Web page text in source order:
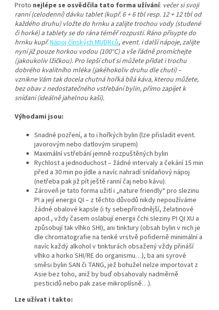
Proto nejlépe se osvědčila tato forma užívání: večer si svoji
ranní (celodenní) dávku tablet (kupř. 6 + 6 tbl resp. 12 + 12 tbl od
každého druhu) vložte do hrnku a zalijte trochou vody (studené
či horké) a tablety se do rána téměř rozpustí. Ráno přisypte do
hrnku kupř.Nápoj čínských MUDRců, event. i další nápoje, zalijte
nyní již pouze horkou vodou (100°C) a vše řádně promíchejte
(jakoukoliv lžičkou). Pro lepší chuť si můžete přidat i trochu
dobrého kvalitního mléka (jakéhokoliv druhu dle chuti) –
vznikne Vám tak docela chutná hořká bílá káva, kterou můžete,
bez obav z nedostatečného vstřebání bylin, přímo zapíjet k
snídani (ideálně jahelnou kaši).
Výhodami jsou:
Snadné pozření, a to i hořkých bylin (lze přisladit event.
javorovým nebo datlovým sirupem)
Maximální vstřebání jemně rozpuštěných bylin
Rychlost a jednoduchost – žádné intervaly a čekání 15 min
před a 30 min po jídle a navíc nahradí snídaňový nápoj
(netřeba pak již pít ještě ranní čaj nebo kávu).
Zároveň je tato forma užití i „nature friendly“ pro slezinu
PI a její energii QI – z těchto důvodů nikdy nepoužíváme
žádné obalové kapsle (i ty sebepřírodnější, želatinové
apod., vždy časem oslabují energii čchi sleziny PI QI XU a
způsobují tak vlhko SHI), ani tinktury (obsah bylin v nich je
dle chromatografie na tenké vrstvě pofiderně minimální a
navíc každý alkohol v tinkturách obsažený vždy přináší
vlhko a horko SHI/RE do organismu…), ba ani syrové
směsi bylin SAN či TANG, jež bohužel nelze importovat z
Asie bez toho, aniž by buď obsahovaly nadměrně
pesticidů nebo pak zase mikroplísně…).
Lze užívat i takto: